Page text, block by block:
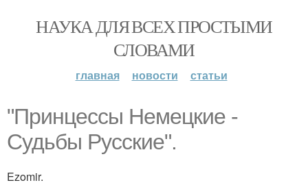
НАУКА ДЛЯ ВСЕХ ПРОСТЫМИ
СЛОВАМИ
главная новости статьи
"Принцессы Немецкие -
Судьбы Русские".
Ezomir.